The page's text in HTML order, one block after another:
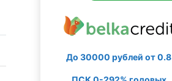
До 30000 рублей от 0.8